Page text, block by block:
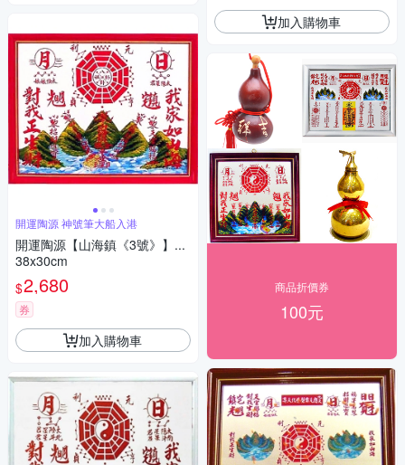
開運陶源 神號筆大船入港
開運陶源【山海鎮《3號》】...
38x30cm
$2,680
券
加入購物車
加入購物車
商品折價券
100元